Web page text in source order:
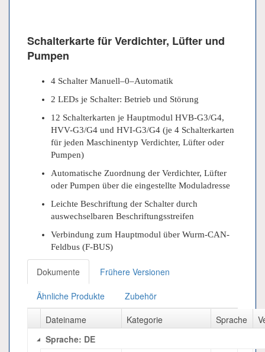
Schalterkarte für Verdichter, Lüfter und
Pumpen
4 Schalter Manuell–0–Automatik
2 LEDs je Schalter: Betrieb und Störung
12 Schalterkarten je Hauptmodul HVB-G3/G4,
HVV-G3/G4 und HVI-G3/G4 (je 4 Schalterkarten
für jeden Maschinentyp Verdichter, Lüfter oder
Pumpen)
Automatische Zuordnung der Verdichter, Lüfter
oder Pumpen über die eingestellte Moduladresse
Leichte Beschriftung der Schalter durch
auswechselbaren Beschriftungsstreifen
Verbindung zum Hauptmodul über Wurm-CAN-
Feldbus (F-BUS)
Dokumente Frühere Versionen
Ähnliche Produkte
Zubehör
Dateiname
Kategorie Sprache
Sprache: DE